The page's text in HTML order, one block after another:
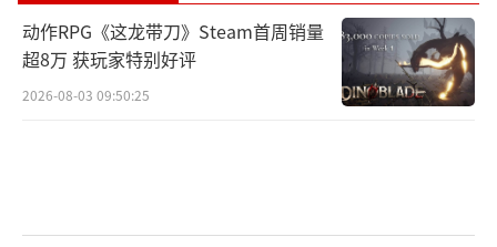
动作RPG《这龙带刀》Steam首周销量
超8万 获玩家特别好评
2026-08-03 09:50:25